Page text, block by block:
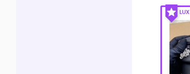
LUX